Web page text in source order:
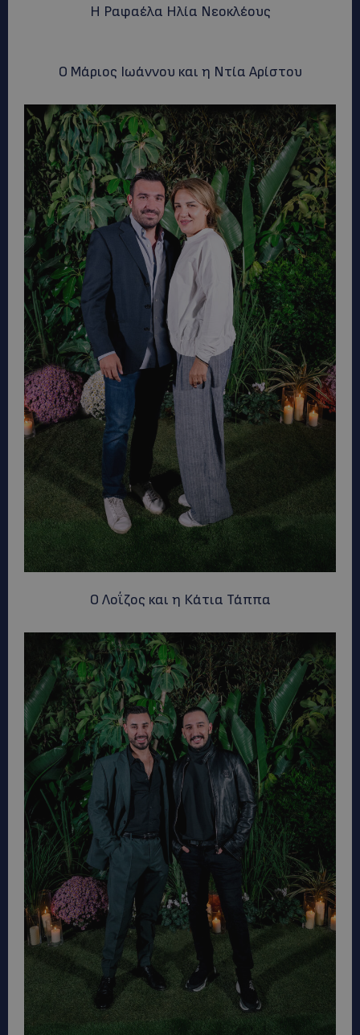
Η Ραφαέλα Ηλία Νεοκλέους
Ο Μάριος Ιωάννου και η Ντία Αρίστου
Ο Λοΐζoς και η Κάτια Τάππα